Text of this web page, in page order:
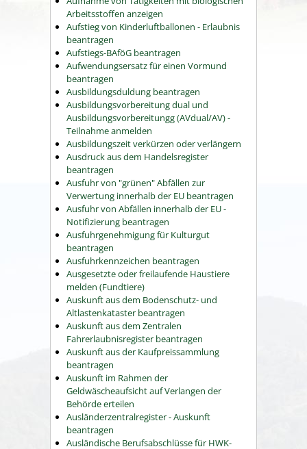
Arbeitsstoffen anzeigen
Aufstieg von Kinderluftballonen - Erlaubnis
beantragen
Aufstiegs-BAföG beantragen
Aufwendungsersatz für einen Vormund
beantragen
Ausbildungsduldung beantragen
Ausbildungsvorbereitung dual und
Ausbildungsvorbereitungg (AVdual/AV) -
Teilnahme anmelden
Ausbildungszeit verkürzen oder verlängern
Ausdruck aus dem Handelsregister
beantragen
Ausfuhr von "grünen" Abfällen zur
Verwertung innerhalb der EU beantragen
Ausfuhr von Abfällen innerhalb der EU -
Notifizierung beantragen
Ausfuhrgenehmigung für Kulturgut
beantragen
Ausfuhrkennzeichen beantragen
Ausgesetzte oder freilaufende Haustiere
melden (Fundtiere)
Auskunft aus dem Bodenschutz- und
Altlastenkataster beantragen
Auskunft aus dem Zentralen
Fahrerlaubnisregister beantragen
Auskunft aus der Kaufpreissammlung
beantragen
Auskunft im Rahmen der
Geldwäscheaufsicht auf Verlangen der
Behörde erteilen
Ausländerzentralregister - Auskunft
beantragen
Ausländische Berufsabschlüsse für HWK-